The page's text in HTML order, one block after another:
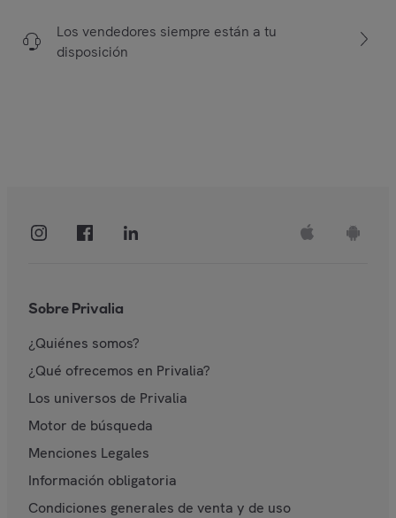
Los vendedores siempre están a tu
disposición
Sobre Privalia
¿Quiénes somos?
¿Qué ofrecemos en Privalia?
Los universos de Privalia
Motor de búsqueda
Menciones Legales
Información obligatoria
Condiciones generales de venta y de uso